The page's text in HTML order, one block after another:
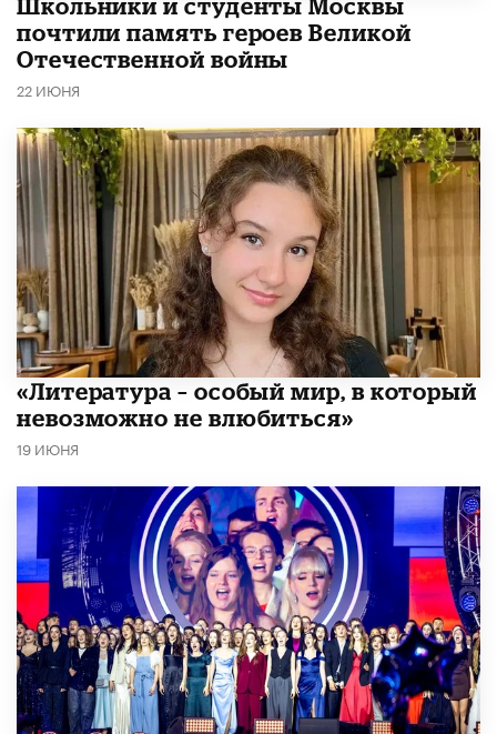
Школьники и студенты Москвы
почтили память героев Великой
Отечественной войны
22 ИЮНЯ
​«Литература – особый мир, в который
невозможно не влюбиться»
19 ИЮНЯ